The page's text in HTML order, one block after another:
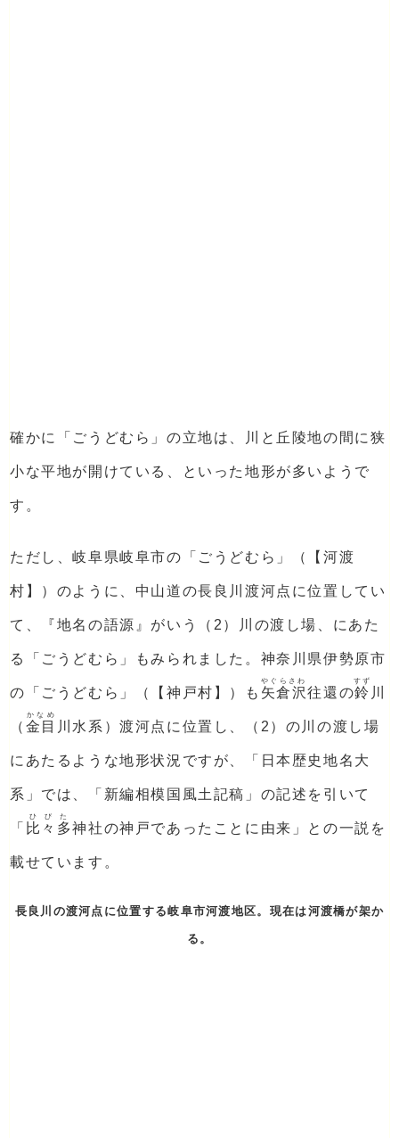
確かに「ごうどむら」の立地は、川と丘陵地の間に狭
小な平地が開けている、といった地形が多いようで
す。
ただし、岐阜県岐阜市の「ごうどむら」（【河渡
村】）のように、中山道の長良川渡河点に位置してい
て、『地名の語源』がいう（2）川の渡し場、にあた
る「ごうどむら」もみられました。神奈川県伊勢原市
の「ごうどむら」（【神戸村】）も 矢倉沢
やぐらさわ
往還の鈴
すず
川
（ 金目
かなめ
川水系）渡河点に位置し、（2）の川の渡し場
にあたるような地形状況ですが、「日本歴史地名大
系」では、「新編相模国風土記稿」の記述を引いて
「 比々多
ひびた
神社の神戸であったことに由来」との一説を
載せています。
長良川の渡河点に位置する岐阜市河渡地区。現在は河渡橋が架か
る。